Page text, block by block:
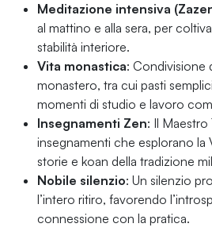
Meditazione intensiva
al mattino e alla sera, per
stabilità interiore.
Vita monastica: Condivisione
monastero, tra cui pasti
momenti di studio e lavoro
Insegnamenti Zen: Il
insegnamenti che esplorano la
storie e koan della tradizione
Nobile silenzio: Un silenzio
l’intero ritiro, favorendo
connessione con la pratica.